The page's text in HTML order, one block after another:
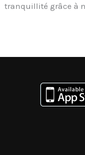
tranquillité grâce à